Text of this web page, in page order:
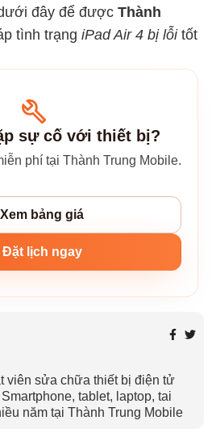
đây để được Thành
tình trạng iPad Air 4 bị lỗitốt
sự cố với thiết bị?
phí tại Thành Trung Mobile.
Xem bảng giá
Đặt lịch ngay
viên sửa chữa thiết bị điện tử
tablet, laptop, tai
năm tại Thành Trung Mobile